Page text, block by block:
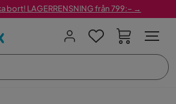
bort! LAGERRENSNING från 799:– →